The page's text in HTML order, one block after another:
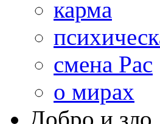
карма
смена Рас
о мирах
Добро и зло